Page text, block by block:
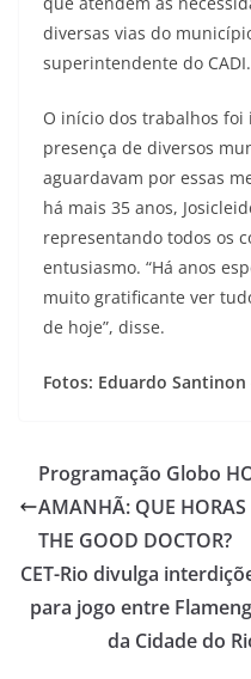
diversas vias do
superintendente do CADI.
O início dos trabalhos
presença de diversos
aguardavam por essas
há mais 35 anos,
representando todos os
entusiasmo. “Há anos
muito gratificante ver
de hoje”, disse.
Fotos: Eduardo Santinon
Programação Globo
AMANHÃ: QUE HORAS
THE GOOD DOCTOR?
CET-Rio divulga
para jogo entre
da Cidade do